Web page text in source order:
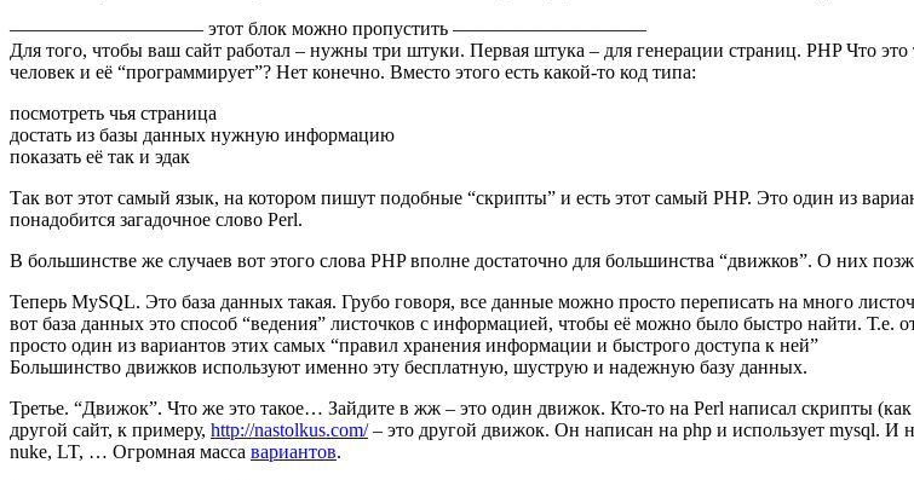
—————————— этот блок можно пропустить ——————————
Для того, чтобы ваш сайт работал – нужны три штуки. Первая штука – для генерации страниц. PHP Что
человек и её “программирует”? Нет конечно. Вместо этого есть какой-то код типа:
посмотреть чья страница
достать из базы данных нужную информацию
показать её так и эдак
Так вот этот самый язык, на котором пишут подобные “скрипты” и есть этот самый PHP. Это один из
понадобится загадочное слово Perl.
В большинстве же случаев вот этого слова PHP вполне достаточно для большинства “движков”. О них
Теперь MySQL. Это база данных такая. Грубо говоря, все данные можно просто переписать на много
вот база данных это способ “ведения” листочков с информацией, чтобы её можно было быстро найти. Т.е.
просто один из вариантов этих самых “правил хранения информации и быстрого доступа к ней”
Большинство движков используют именно эту бесплатную, шуструю и надежную базу данных.
Третье. “Движок”. Что же это такое… Зайдите в жж – это один движок. Кто-то на Perl написал скрипты
другой сайт, к примеру, http://nastolkus.com/– это другой движок. Он написан на php и иcпользует mysql. И
nuke, LT, … Огромная масса вариантов.